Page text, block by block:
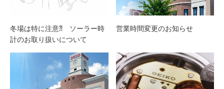
冬場は特に注意⁈ ソーラー時
計のお取り扱いについて
営業時間変更のお知らせ